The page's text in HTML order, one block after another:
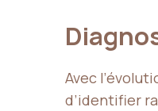
Avec
d’identifier